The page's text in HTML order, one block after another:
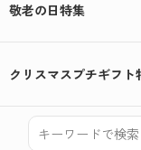
ルお菓子やドリ
届け！
つくろう
敬老の日特集
クリスマスプチギフト